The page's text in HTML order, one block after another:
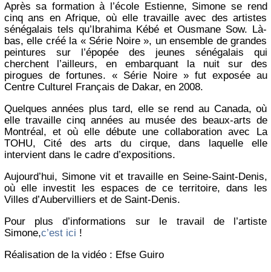
Après sa formation à l’école Estienne, Simone se rend
cinq ans en Afrique, où elle travaille avec des artistes
sénégalais tels qu’Ibrahima Kébé et Ousmane Sow. Là-
bas, elle créé la « Série Noire », un ensemble de grandes
peintures sur l’épopée des jeunes sénégalais qui
cherchent l’ailleurs, en embarquant la nuit sur des
pirogues de fortunes. « Série Noire » fut exposée au
Centre Culturel Français de Dakar, en 2008.
Quelques années plus tard, elle se rend au Canada, où
elle travaille cinq années au musée des beaux-arts de
Montréal, et où elle débute une collaboration avec La
TOHU, Cité des arts du cirque, dans laquelle elle
intervient dans le cadre d’expositions.
Aujourd’hui, Simone vit et travaille en Seine-Saint-Denis,
où elle investit les espaces de ce territoire, dans les
Villes d’Aubervilliers et de Saint-Denis.
Pour plus d’informations sur le travail de l’artiste
Simone,c’est ici !
Réalisation de la vidéo : Efse Guiro